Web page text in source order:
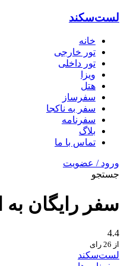
لست‌سکند
خانه
تور خارجی
تور داخلی
ویزا
هتل‌
سفرساز
سفر به ناکجا
سفرنامه
بلاگ
تماس با ما
ورود / عضویت
جستجو
سفر رایگان به
4.4
از 26 رای
لست‌سکند